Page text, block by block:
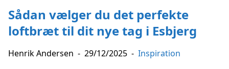
Sådan vælger du det perfekte
loftbræt til dit nye tag i Esbjerg
Henrik Andersen - 29/12/2025 - Inspiration